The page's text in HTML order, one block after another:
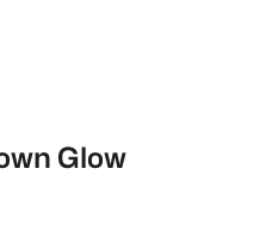
Glow